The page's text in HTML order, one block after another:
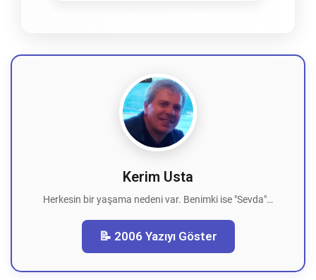
Kerim Usta
Herkesin bir yaşama nedeni var. Benimki ise "Sevda"…
📝 2006 Yazıyı Göster